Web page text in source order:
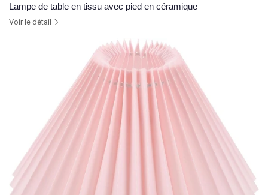
Lampe de table en tissu avec pied en céramique
Voir le détail